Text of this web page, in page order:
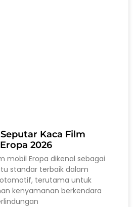
Kaca Film
2026
mobil Eropa dikenal sebagai
standar terbaik dalam
terutama untuk
kenyamanan berkendara